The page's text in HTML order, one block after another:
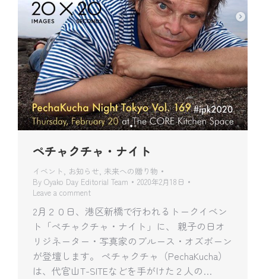
ペチャクチャ・ナイト
イベント , お知らせ, 未来への贈り物
By Oyako Day Editorial Team
2020年2月18日
Leave a comment
2月２０日、港区新橋で行われるトークイベン
ト「ペチャクチャ・ナイト」に、 親子の日オ
リジネーター・写真家のブルース・オズボーン
が登壇します。 ペチャクチャ（PechaKucha）
は、代官山T-SITEなどを手がけた２人の…